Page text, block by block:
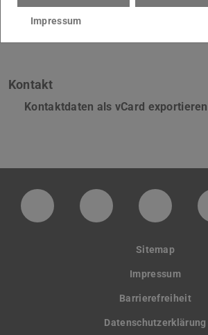
Kontakt
Kontaktdaten als vCard
LinkedIn-Seite der TU
Instagram-
Sitemap
Impressum
Barrierefreiheit
Datenschutzerklärung
Impressum